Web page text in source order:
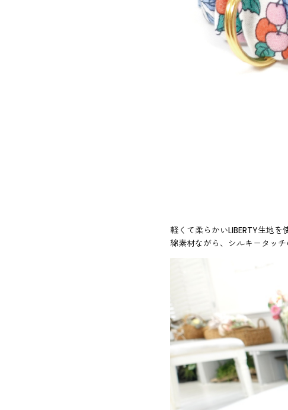
軽くて柔らかいLIBERTY生地を
綿素材ながら、シルキータッチ